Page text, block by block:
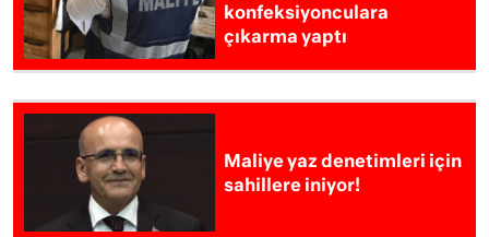
konfeksiyonculara
çıkarma yaptı
Maliye yaz denetimleri için
sahillere iniyor!